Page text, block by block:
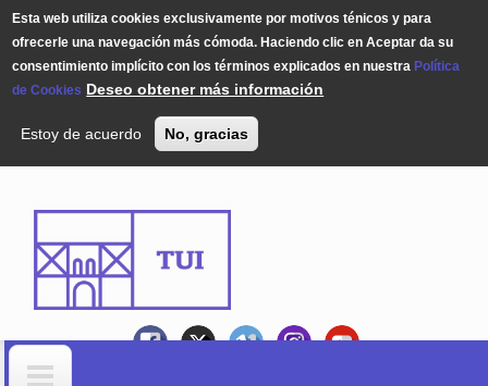
Esta web utiliza cookies exclusivamente por motivos ténicos y para
ofrecerle una navegación más cómoda. Haciendo clic en Aceptar da su
consentimiento implícito con los términos explicados en nuestra Política
de Cookies Deseo obtener más información
Estoy de acuerdo No, gracias
USTED ESTÁ AQUÍ